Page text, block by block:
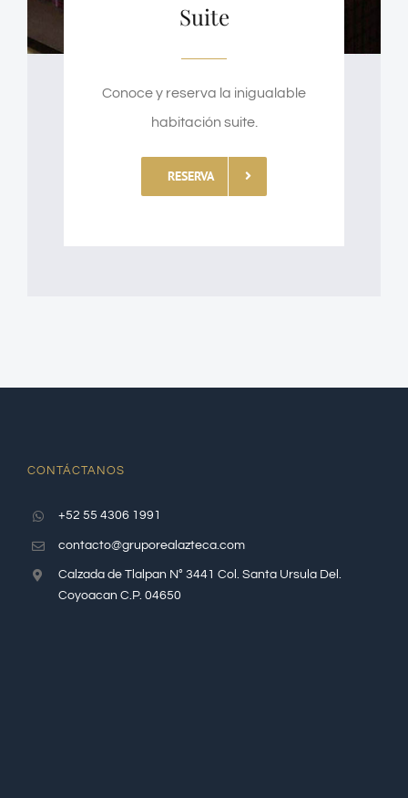
Suite
Conoce y reserva la inigualable
habitación suite.
RESERVA
CONTÁCTANOS
+52 55 4306 1991
contacto@gruporealazteca.com
Calzada de Tlalpan N° 3441 Col. Santa Ursula Del.
Coyoacan C.P. 04650